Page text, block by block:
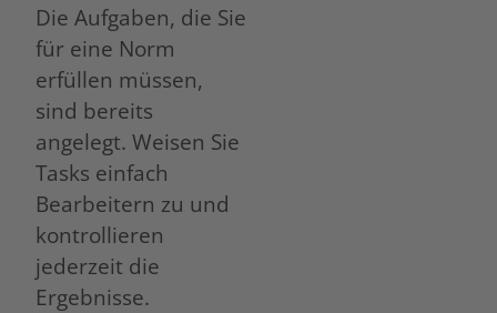
Die Aufgaben, die Sie
für eine Norm
erfüllen müssen,
sind bereits
angelegt. Weisen Sie
Tasks einfach
Bearbeitern zu und
kontrollieren
jederzeit die
Ergebnisse.